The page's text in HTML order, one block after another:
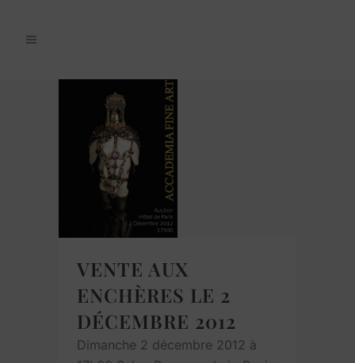
VENTE AUX
ENCHÈRES LE 2
DÉCEMBRE 2012
Dimanche 2 décembre 2012 à